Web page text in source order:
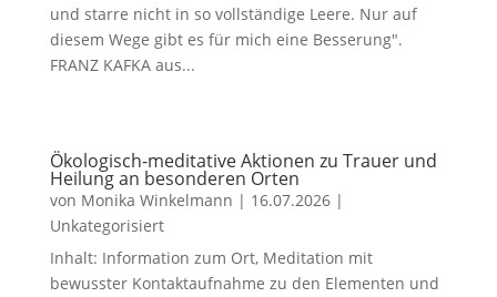
und starre nicht in so vollständige Leere. Nur auf
diesem Wege gibt es für mich eine Besserung".
FRANZ KAFKA aus...
Ökologisch-meditative Aktionen zu Trauer und
Heilung an besonderen Orten
von Monika Winkelmann | 16.07.2026|
Unkategorisiert
Inhalt: Information zum Ort, Meditation mit
bewusster Kontaktaufnahme zu den Elementen und